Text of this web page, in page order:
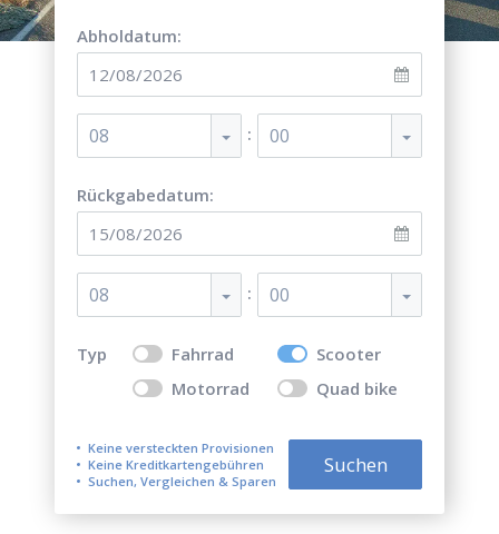
Abholdatum:
08 : 00
Rückgabedatum:
08 : 00
Typ Fahrrad
Scooter
Motorrad
Quad bike
Keine versteckten Provisionen
Keine Kreditkartengebühren
Suchen, Vergleichen & Sparen
Suchen